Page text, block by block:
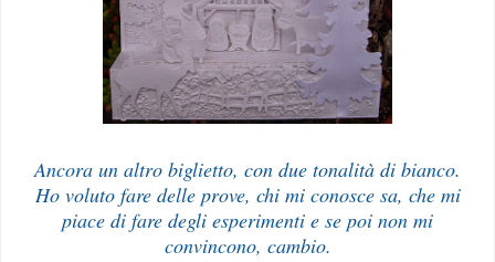
Ancora un altro biglietto, con due tonalità di bianco.
Ho voluto fare delle prove, chi mi conosce sa, che mi
piace di fare degli esperimenti e se poi non mi
convincono, cambio.